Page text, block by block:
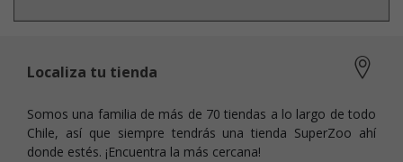
Localiza tu tienda
Somos una familia de más de 70 tiendas a lo largo de todo
Chile, así que siempre tendrás una tienda SuperZoo ahí
donde estés. ¡Encuentra la más cercana!